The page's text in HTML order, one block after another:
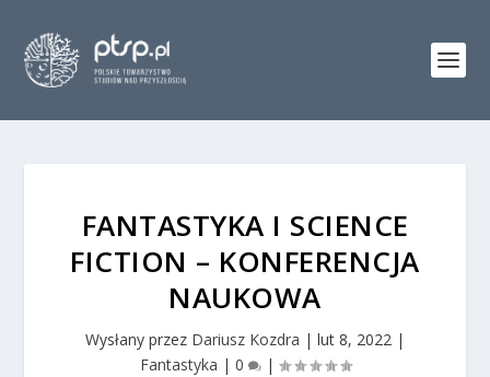
FANTASTYKA I SCIENCE
FICTION – KONFERENCJA
NAUKOWA
Wysłany przez Dariusz Kozdra | lut 8, 2022 |
Fantastyka | 0 |